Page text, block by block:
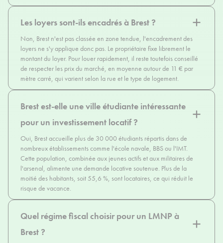
Les loyers sont-ils encadrés à Brest ?
Non, Brest n'est pas classée en zone tendue, l'encadrement des
loyers ne s'y applique donc pas. Le propriétaire fixe librement le
montant du loyer. Pour louer rapidement, il reste toutefois conseillé
de respecter les prix du marché, en moyenne autour de 11 € par
mètre carré, qui varient selon la rue et le type de logement.
Brest est-elle une ville étudiante intéressante
pour un investissement locatif ?
Oui, Brest accueille plus de 30 000 étudiants répartis dans de
nombreux établissements comme l'école navale, BBS ou l'IMT.
Cette population, combinée aux jeunes actifs et aux militaires de
l'arsenal, alimente une demande locative soutenue. Plus de la
moitié des habitants, soit 55,6 %, sont locataires, ce qui réduit le
risque de vacance.
Quel régime fiscal choisir pour un LMNP à
Brest ?